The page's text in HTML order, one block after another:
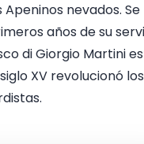
nevados. Se
años de su
di Giorgio Martini
XV revolucionó los